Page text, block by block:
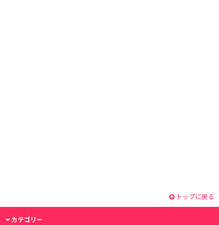
トップに戻る
カテゴリー